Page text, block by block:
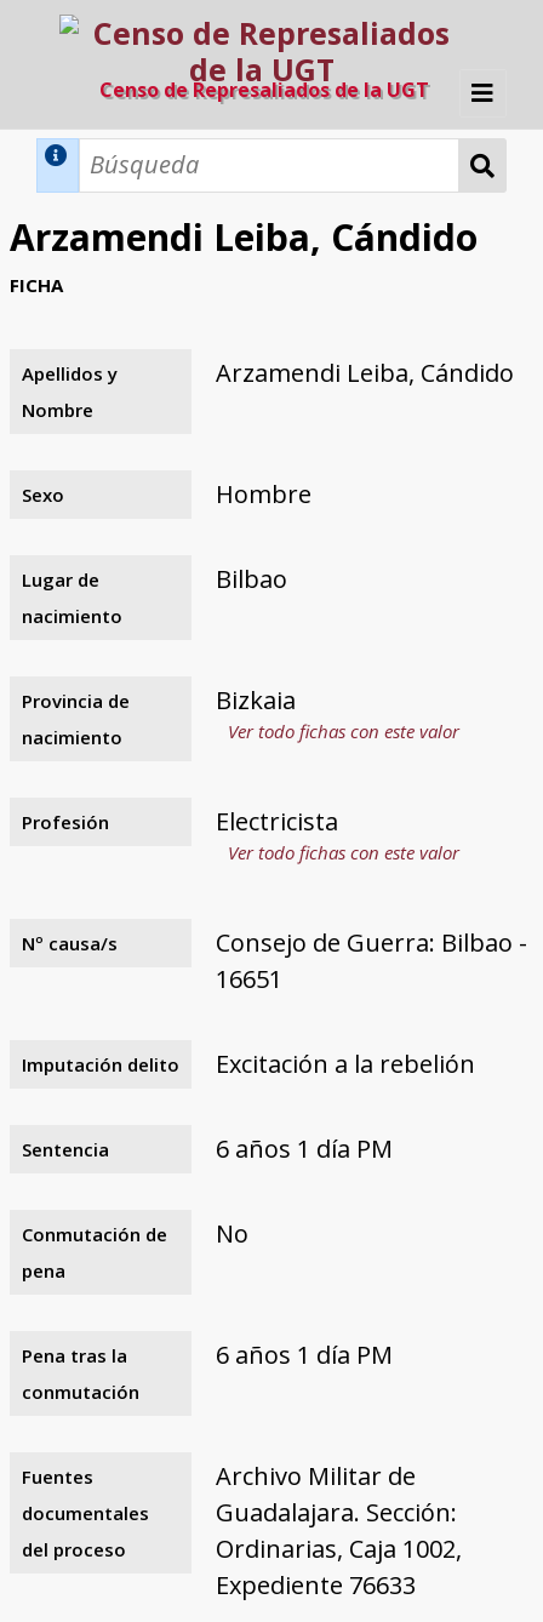
Censo de Represaliados de la UGT
Inicio
Búsqueda Dinámica
Búsqueda Avanzada
Razones y objetivos
El equipo
Colaboradores
Fuentes documentales
Arzamendi Leiba, Cándido
FICHA
Apellidos y
Nombre
Arzamendi Leiba, Cándido
Sexo Hombre
Lugar de
nacimiento
Bilbao
Provincia de
nacimiento
Bizkaia
Ver todo fichas con este valor
Profesión Electricista
Ver todo fichas con este valor
Nº causa/s
Consejo de Guerra: Bilbao -
16651
Imputación delito Excitación a la rebelión
Sentencia 6 años 1 día PM
Conmutación de
pena
No
Pena tras la
conmutación
6 años 1 día PM
Fuentes
documentales
del proceso
Archivo Militar de
Guadalajara. Sección:
Ordinarias, Caja 1002,
Expediente 76633